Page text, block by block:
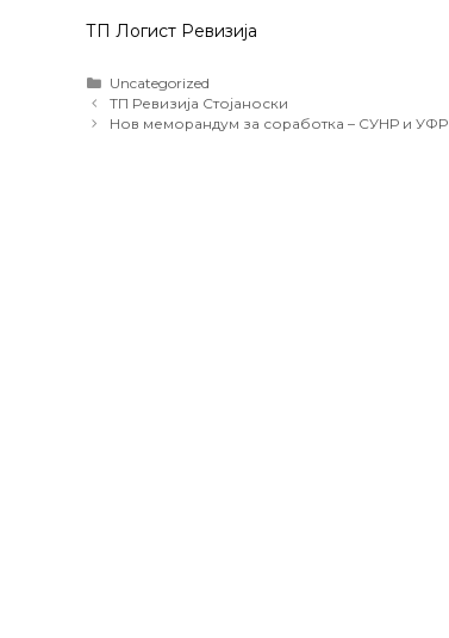
ТП Логист Ревизија
Categories
Uncategorized
Post
navigation
ТП Ревизија Стојаноски
Нов меморандум за соработка – СУНР и УФР